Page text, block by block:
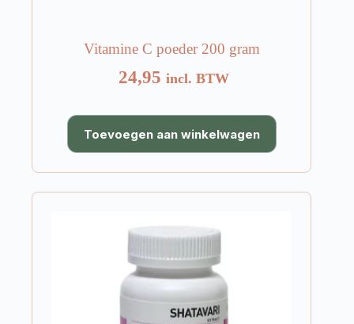
Vitamine C poeder 200 gram
24,95 incl. BTW
Toevoegen aan winkelwagen